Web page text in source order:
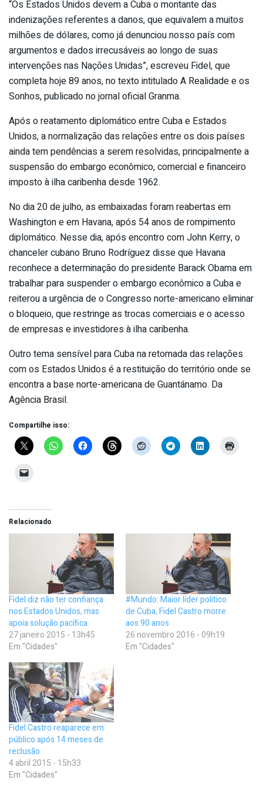
“Os Estados Unidos devem a Cuba o montante das
indenizações referentes a danos, que equivalem a muitos
milhões de dólares, como já denunciou nosso país com
argumentos e dados irrecusáveis ao longo de suas
intervenções nas Nações Unidas”, escreveu Fidel, que
completa hoje 89 anos, no texto intitulado A Realidade e os
Sonhos, publicado no jornal oficial Granma.
Após o reatamento diplomático entre Cuba e Estados
Unidos, a normalização das relações entre os dois países
ainda tem pendências a serem resolvidas, principalmente a
suspensão do embargo econômico, comercial e financeiro
imposto à ilha caribenha desde 1962.
No dia 20 de julho, as embaixadas foram reabertas em
Washington e em Havana, após 54 anos de rompimento
diplomático. Nesse dia, após encontro com John Kerry, o
chanceler cubano Bruno Rodríguez disse que Havana
reconhece a determinação do presidente Barack Obama em
trabalhar para suspender o embargo econômico a Cuba e
reiterou a urgência de o Congresso norte-americano eliminar
o bloqueio, que restringe as trocas comerciais e o acesso
de empresas e investidores à ilha caribenha.
Outro tema sensível para Cuba na retomada das relações
com os Estados Unidos é a restituição do território onde se
encontra a base norte-americana de Guantánamo. Da
Agência Brasil.
Compartilhe isso:
Relacionado
Fidel diz não ter confiança
nos Estados Unidos, mas
apoia solução pacífica
27 janeiro 2015 - 13h45
Em "Cidades"
#Mundo: Maior líder político
de Cuba, Fidel Castro morre
aos 90 anos
26 novembro 2016 - 09h19
Em "Cidades"
Fidel Castro reaparece em
público após 14 meses de
reclusão
4 abril 2015 - 15h33
Em "Cidades"